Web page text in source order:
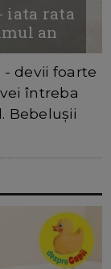
iata rata
an
devii foarte
întreba
Bebelușii